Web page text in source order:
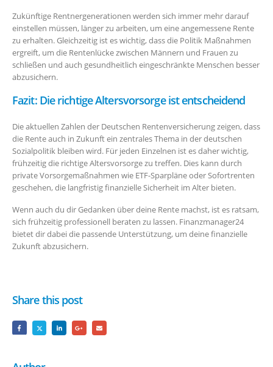
Zukünftige Rentnergenerationen werden sich immer mehr darauf
einstellen müssen, länger zu arbeiten, um eine angemessene Rente
zu erhalten. Gleichzeitig ist es wichtig, dass die Politik Maßnahmen
ergreift, um die Rentenlücke zwischen Männern und Frauen zu
schließen und auch gesundheitlich eingeschränkte Menschen besser
abzusichern.
Fazit: Die richtige Altersvorsorge ist entscheidend
Die aktuellen Zahlen der Deutschen Rentenversicherung zeigen, dass
die Rente auch in Zukunft ein zentrales Thema in der deutschen
Sozialpolitik bleiben wird. Für jeden Einzelnen ist es daher wichtig,
frühzeitig die richtige Altersvorsorge zu treffen. Dies kann durch
private Vorsorgemaßnahmen wie ETF-Sparpläne oder Sofortrenten
geschehen, die langfristig finanzielle Sicherheit im Alter bieten.
Wenn auch du dir Gedanken über deine Rente machst, ist es ratsam,
sich frühzeitig professionell beraten zu lassen. Finanzmanager24
bietet dir dabei die passende Unterstützung, um deine finanzielle
Zukunft abzusichern.
Share this post